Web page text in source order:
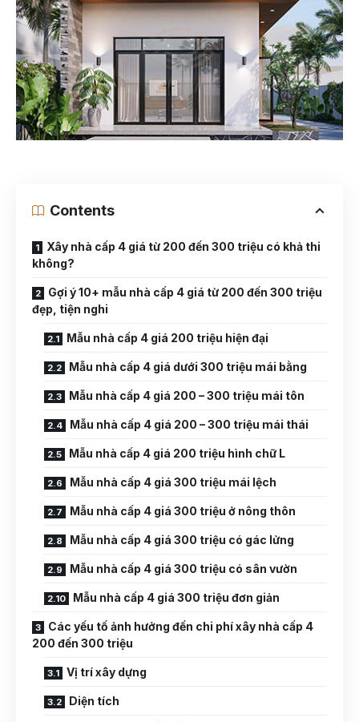
Contents
Xây nhà cấp 4 giá từ 200 đến 300 triệu có khả thi
không?
Gợi ý 10+ mẫu nhà cấp 4 giá từ 200 đến 300 triệu
đẹp, tiện nghi
Mẫu nhà cấp 4 giá 200 triệu hiện đại
Mẫu nhà cấp 4 giá dưới 300 triệu mái bằng
Mẫu nhà cấp 4 giá 200 – 300 triệu mái tôn
Mẫu nhà cấp 4 giá 200 – 300 triệu mái thái
Mẫu nhà cấp 4 giá 200 triệu hình chữ L
Mẫu nhà cấp 4 giá 300 triệu mái lệch
Mẫu nhà cấp 4 giá 300 triệu ở nông thôn
Mẫu nhà cấp 4 giá 300 triệu có gác lửng
Mẫu nhà cấp 4 giá 300 triệu có sân vườn
Mẫu nhà cấp 4 giá 300 triệu đơn giản
Các yếu tố ảnh hưởng đến chi phí xây nhà cấp 4
200 đến 300 triệu
Vị trí xây dựng
Diện tích